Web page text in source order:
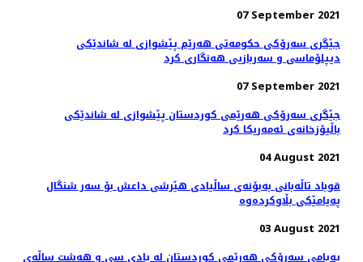
07 September 2021
جێگری سەرۆکی حکومەتی هەرێم پێشوازی لە شاندێکی
دیپلۆماسی و سەربازیی هەنگاری کرد
07 September 2021
جێگری سەرۆکی هەرێمی کوردستان پێشوازی لە شاندێکی
باڵیۆزخانه‌ی ئه‌مه‌ریکا کرد
04 August 2021
قوباد تاڵەبانی بەبۆنەی ساڵیادی هێرشی داعش بۆ سەر شنگال
پەیامێکی بڵاوکردەوە
03 August 2021
پەیامی سەرۆکی هەرێمی کوردستان له‌ يادى سى و هه‌شت ساڵه‌ى